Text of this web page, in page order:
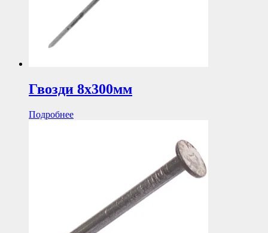
Гвозди 8х300мм
Подробнее